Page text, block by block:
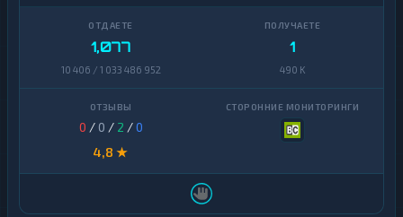
1,077
10 406 / 1 033 486 952
1
490 K
0 / 0 / 2 /0
4,8 ★